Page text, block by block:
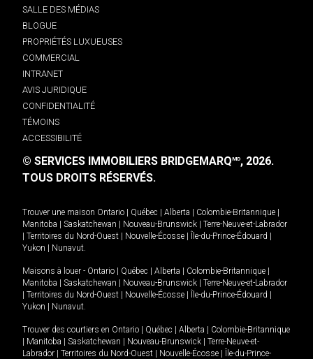
SALLE DES MÉDIAS
BLOGUE
PROPRIÉTÉS LUXUEUSES
COMMERCIAL
INTRANET
AVIS JURIDIQUE
CONFIDENTIALITÉ
TÉMOINS
ACCESSIBILITÉ
© SERVICES IMMOBILIERS BRIDGEMARQMD, 2026.
TOUS DROITS RÉSERVÉS.
Trouver une maison Ontario Québec Alberta Colombie-Britannique
Manitoba
Saskatchewan Nouveau-Brunswick
Terre-Neuve-et-Labrador
Territoires du Nord-Ouest Nouvelle-Écosse Île-du-Prince-Édouard
Yukon
Nunavut.
Maisons à louer - Ontario Québec Alberta Colombie-Britannique
Manitoba
Saskatchewan Nouveau-Brunswick
Terre-Neuve-et-Labrador
Territoires du Nord-Ouest Nouvelle-Écosse Île-du-Prince-Édouard
Yukon
Nunavut.
Trouver des courtiers en Ontario Québec Alberta
Colombie-Britannique
Manitoba Saskatchewan Nouveau-Brunswick
Terre-Neuve-et-
Labrador
Territoires du Nord-Ouest Nouvelle-Écosse
Île-du-Prince-